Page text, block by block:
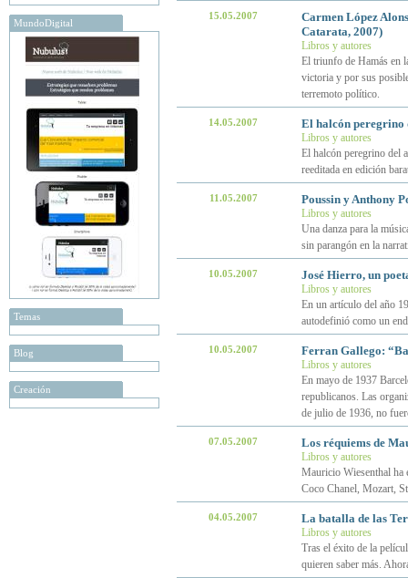
MundoDigital
Temas
Blog
Creación
15.05.2007
Carmen López
Catarata, 2007)
Libros y autores
El triunfo de Hamás en
victoria y por sus
terremoto político.
14.05.2007 El halcón peregrino
Libros y autores
El halcón peregrino del
reeditada en edición
11.05.2007 Poussin y Anthony
Libros y autores
Una danza para la
sin parangón en la
10.05.2007 José Hierro, un
Libros y autores
En un artículo del año
autodefinió como un
10.05.2007 Ferran Gallego:
Libros y autores
En mayo de 1937
republicanos. Las
de julio de 1936, no
07.05.2007 Los réquiems de
Libros y autores
Mauricio Wiesenthal ha
Coco Chanel, Mozart,
04.05.2007 La batalla de las
Libros y autores
Tras el éxito de la
quieren saber más.